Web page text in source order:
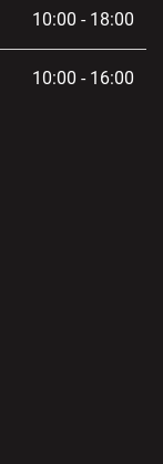
10:00 - 18:00
10:00 - 16:00